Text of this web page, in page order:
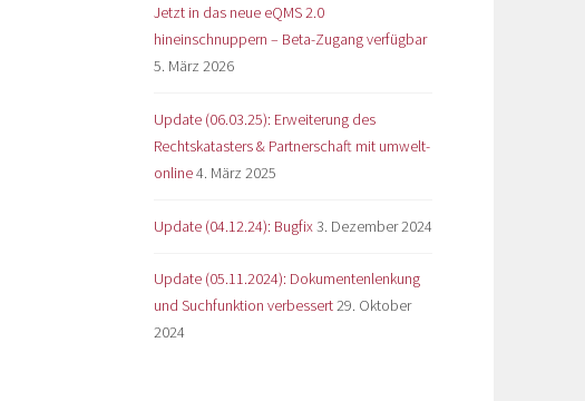
Jetzt in das neue eQMS 2.0
hineinschnuppern – Beta-Zugang verfügbar
5. März 2026
Update (06.03.25): Erweiterung des
Rechtskatasters & Partnerschaft mit umwelt-
online4. März 2025
Update (04.12.24): Bugfix 3. Dezember 2024
Update (05.11.2024): Dokumentenlenkung
und Suchfunktion verbessert29. Oktober
2024